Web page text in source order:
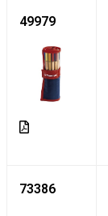
49979
73386